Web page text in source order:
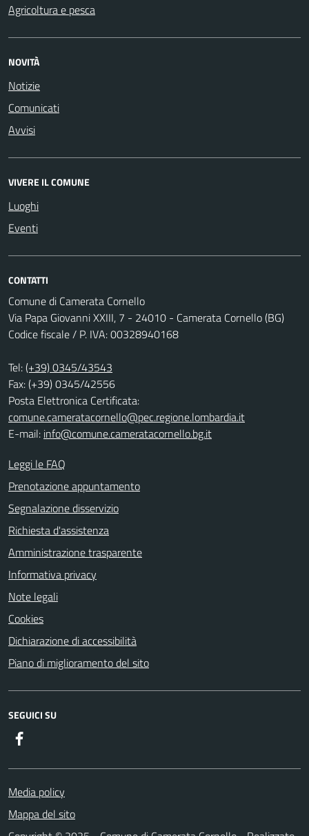
Agricoltura e pesca
NOVITÀ
Notizie
Comunicati
Avvisi
VIVERE IL COMUNE
Luoghi
Eventi
CONTATTI
Comune di Camerata Cornello
Via Papa Giovanni XXIII, 7 - 24010 - Camerata Cornello (BG)
Codice fiscale / P. IVA: 00328940168
Tel:(+39) 0345/43543
Fax: (+39) 0345/42556
Posta Elettronica Certificata:
comune.cameratacornello@pec.regione.lombardia.it
E-mail: info@comune.cameratacornello.bg.it
Leggi le FAQ
Prenotazione appuntamento
Segnalazione disservizio
Richiesta d'assistenza
Amministrazione trasparente
Informativa privacy
Note legali
Cookies
Dichiarazione di accessibilità
Piano di miglioramento del sito
SEGUICI SU
Media policy
Mappa del sito